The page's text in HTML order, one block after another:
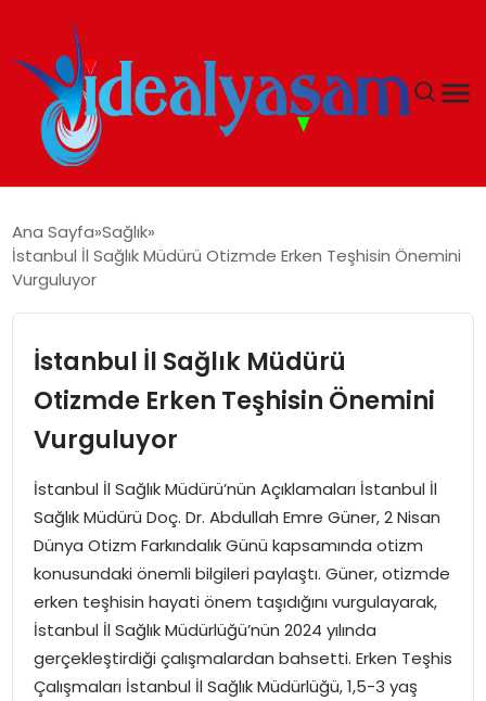
GÜNDEM
İDEAL SPOR
YAŞAM
MAGAZIN
SAĞLIK
SOSYAL HABER
Ana Sayfa Sağlık
İstanbul İl Sağlık Müdürü Otizmde Erken Teşhisin Önemini
Vurguluyor
İstanbul İl Sağlık Müdürü
Otizmde Erken Teşhisin Önemini
Vurguluyor
İstanbul İl Sağlık Müdürü’nün Açıklamaları İstanbul İl
Sağlık Müdürü Doç. Dr. Abdullah Emre Güner, 2 Nisan
Dünya Otizm Farkındalık Günü kapsamında otizm
konusundaki önemli bilgileri paylaştı. Güner, otizmde
erken teşhisin hayati önem taşıdığını vurgulayarak,
İstanbul İl Sağlık Müdürlüğü’nün 2024 yılında
gerçekleştirdiği çalışmalardan bahsetti. Erken Teşhis
Çalışmaları İstanbul İl Sağlık Müdürlüğü, 1,5-3 yaş